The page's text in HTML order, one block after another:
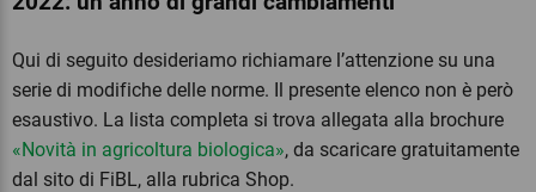
Qui di seguito desideriamo richiamare l’attenzione su una
serie di modifiche delle norme. Il presente elenco non è però
esaustivo. La lista completa si trova allegata alla brochure
«Novità in agricoltura biologica», da scaricare gratuitamente
dal sito di FiBL, alla rubrica Shop.